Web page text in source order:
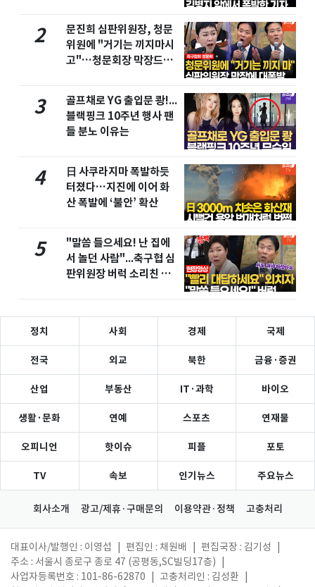
2
문진희 심판위원장, 청문
위원에 "거기는 끼지마시
고"…청문회장 막장드라
3
골프채로 YG 출입문 쾅!...
블랙핑크 10주년 행사 팬
들 분노 이유는
4
日 사쿠라지마 폭발하듯
터졌다…지진에 이어 화
산 폭발에 ‘불안’ 확산
5
"말씀 들으세요! 난 집에
서 놀던 사람"...축구협 심
판위원장 버럭 소리친 이
정치 사회 경제 국제
전국 외교 북한 금융·증권
산업 부동산 IT·과학 바이오
생활·문화 연예 스포츠 연재물
오피니언 핫이슈 피플 포토
TV 속보 인기뉴스 주요뉴스
회사소개 광고/제휴·구매문의 이용약관·정책 고충처리
대표이사/발행인 : 이영섭 편집인 : 채원배 편집국장 : 김기성
주소 : 서울시 종로구 종로 47 (공평동,SC빌딩17층)
사업자등록번호 : 101-86-62870
고충처리인 : 김성환